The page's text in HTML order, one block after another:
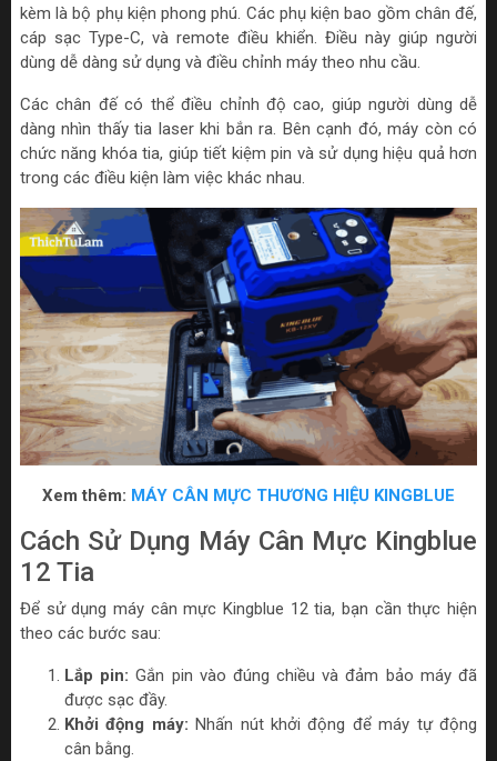
kèm là bộ phụ kiện phong phú. Các phụ kiện bao gồm chân đế,
cáp sạc Type-C, và remote điều khiển. Điều này giúp người
dùng dễ dàng sử dụng và điều chỉnh máy theo nhu cầu.
Các chân đế có thể điều chỉnh độ cao, giúp người dùng dễ
dàng nhìn thấy tia laser khi bắn ra. Bên cạnh đó, máy còn có
chức năng khóa tia, giúp tiết kiệm pin và sử dụng hiệu quả hơn
trong các điều kiện làm việc khác nhau.
Xem thêm: MÁY CÂN MỰC THƯƠNG HIỆU KINGBLUE
Cách Sử Dụng Máy Cân Mực Kingblue
12 Tia
Để sử dụng máy cân mực Kingblue 12 tia, bạn cần thực hiện
theo các bước sau:
Lắp pin: Gắn pin vào đúng chiều và đảm bảo máy đã
được sạc đầy.
Khởi động máy: Nhấn nút khởi động để máy tự động
cân bằng.